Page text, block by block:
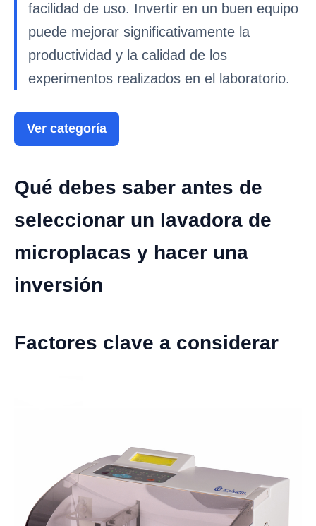
facilidad de uso. Invertir en un buen equipo
puede mejorar significativamente la
productividad y la calidad de los
experimentos realizados en el laboratorio.
Ver categoría
Qué debes saber antes de
seleccionar un lavadora de
microplacas y hacer una
inversión
Factores clave a considerar